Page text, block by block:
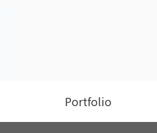
Portfolio